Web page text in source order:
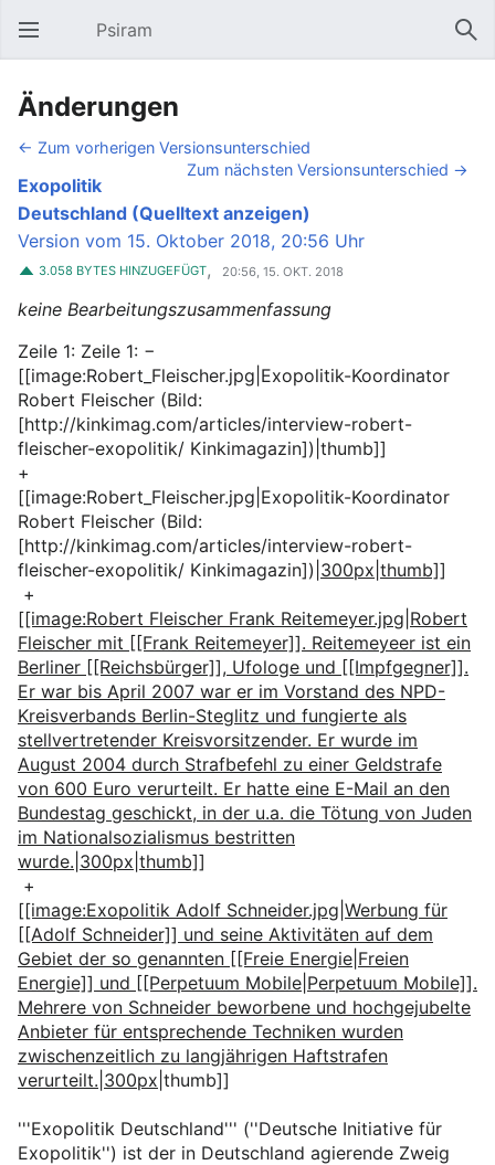
Hauptmenü öffnen Psiram
Änderungen
← Zum vorherigen Versionsunterschied
Zum nächsten Versionsunterschied →
Exopolitik
Deutschland (Quelltext anzeigen)
Version vom 15. Oktober 2018, 20:56 Uhr
3.058 BYTES HINZUGEFÜGT, 20:56, 15. OKT. 2018
keine Bearbeitungszusammenfassung
Zeile 1: Zeile 1: −
[[image:Robert_Fleischer.jpg|Exopolitik-Koordinator
Robert Fleischer (Bild:
[http://kinkimag.com/articles/interview-robert-
fleischer-exopolitik/ Kinkimagazin])|thumb]]
+
[[image:Robert_Fleischer.jpg|Exopolitik-Koordinator
Robert Fleischer (Bild:
[http://kinkimag.com/articles/interview-robert-
fleischer-exopolitik/ Kinkimagazin]) |300px|thumb]]
+
[[image:Robert Fleischer Frank Reitemeyer.jpg|Robert
Fleischer mit [[Frank Reitemeyer]]. Reitemeyeer ist ein
Berliner [[Reichsbürger]], Ufologe und [[Impfgegner]].
Er war bis April 2007 war er im Vorstand des NPD-
Kreisverbands Berlin-Steglitz und fungierte als
stellvertretender Kreisvorsitzender. Er wurde im
August 2004 durch Strafbefehl zu einer Geldstrafe
von 600 Euro verurteilt. Er hatte eine E-Mail an den
Bundestag geschickt, in der u.a. die Tötung von Juden
im Nationalsozialismus bestritten
wurde.|300px|thumb]]
+
[[image:Exopolitik Adolf Schneider.jpg|Werbung für
[[Adolf Schneider]] und seine Aktivitäten auf dem
Gebiet der so genannten [[Freie Energie|Freien
Energie]] und [[Perpetuum Mobile|Perpetuum Mobile]].
Mehrere von Schneider beworbene und hochgejubelte
Anbieter für entsprechende Techniken wurden
zwischenzeitlich zu langjährigen Haftstrafen
verurteilt.|300px |thumb]]
'''Exopolitik Deutschland''' (''Deutsche Initiative für
Exopolitik'') ist der in Deutschland agierende Zweig